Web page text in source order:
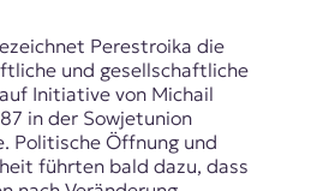
Perestroika die
und gesellschaftliche
Initiative von Michail
in der Sowjetunion
Politische Öffnung und
führten bald dazu, dass